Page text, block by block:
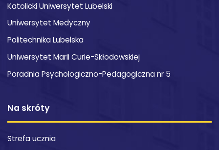
Katolicki Uniwersytet Lubelski
Uniwersytet Medyczny
Politechnika Lubelska
Uniwersytet Marii Curie-Skłodowskiej
Poradnia Psychologiczno-Pedagogiczna nr 5
Na skróty
Strefa ucznia